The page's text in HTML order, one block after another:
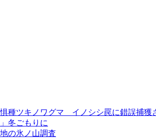
種ツキノワグマ イノシシ罠に錯誤捕獲
冬ごもりに
の氷ノ山調査